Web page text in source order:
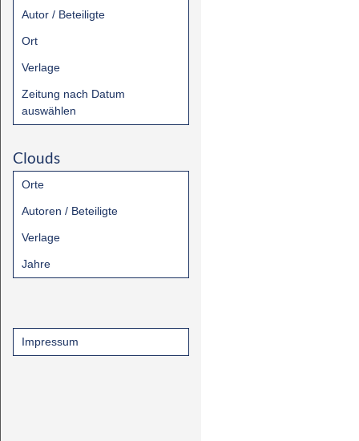
Autor / Beteiligte
Ort
Verlage
Zeitung nach Datum
auswählen
Clouds
Orte
Autoren / Beteiligte
Verlage
Jahre
Impressum